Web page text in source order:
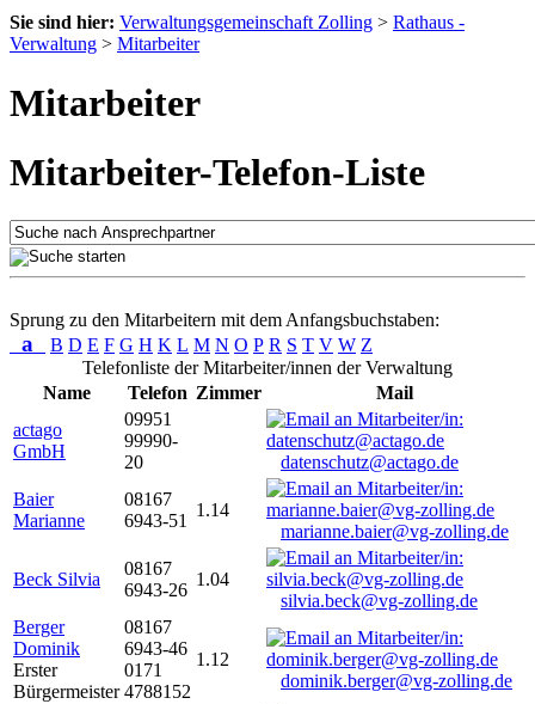
Sie sind hier: Verwaltungsgemeinschaft Zolling > Rathaus -
Verwaltung > Mitarbeiter
Mitarbeiter
Mitarbeiter-Telefon-Liste
Sprung zu den Mitarbeitern mit dem Anfangsbuchstaben:
a B D E F G H K L M N O P R S T V W Z
Telefonliste der Mitarbeiter/innen der Verwaltung
Name
Telefon Zimmer
Mail
actago
GmbH
09951
99990-
20
datenschutz@actago.de
Baier
Marianne
08167
6943-51
1.14
marianne.baier@vg-zolling.de
Beck Silvia
08167
6943-26
1.04
silvia.beck@vg-zolling.de
Berger
Dominik
Erster
Bürgermeister
08167
6943-46
0171
4788152
1.12
dominik.berger@vg-zolling.de